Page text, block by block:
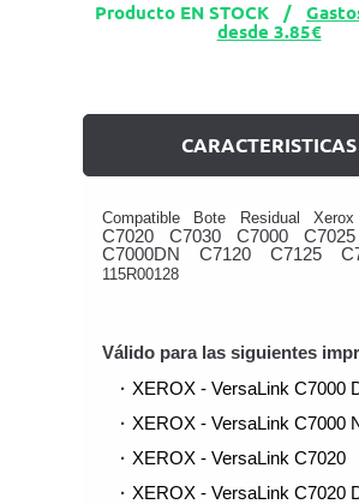
Producto EN STOCK /
desde 3.85€
CARACTERISTICAS
Compatible Bote Residual Xerox
C7020 C7030 C7000
C7000DN C7120 C7125
115R00128
Válido para las siguientes
XEROX - VersaLink C7000
XEROX - VersaLink C7000
XEROX - VersaLink C7020
XEROX - VersaLink C7020